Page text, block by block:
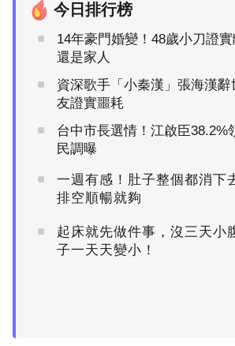
今日排行榜
14年豪門婚變！48歲小刀證實
還是家人
資深歌手「小秦漢」張海漢
友證實噩耗
台中市長選情！江啟臣38.2%
民調曝
一週有感！肚子整個都消下
排空順暢就夠
起床就先做件事，沒三天小
子一天天變小！